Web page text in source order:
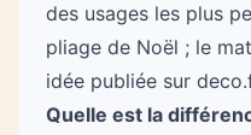
des usages les plus
pliage de Noël ; le
idée publiée sur
Quelle est la